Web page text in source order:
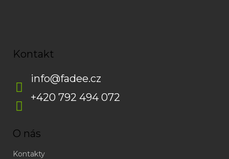
Kontakt
info@fadee.cz
+420 792 494 072
O nás
Kontakty